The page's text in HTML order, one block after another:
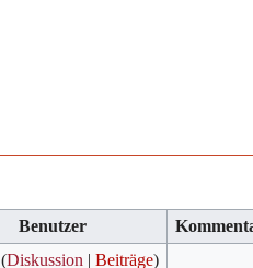
Benutzer
(Diskussion |Beiträge)